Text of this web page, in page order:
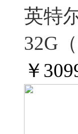
英特
32G
￥